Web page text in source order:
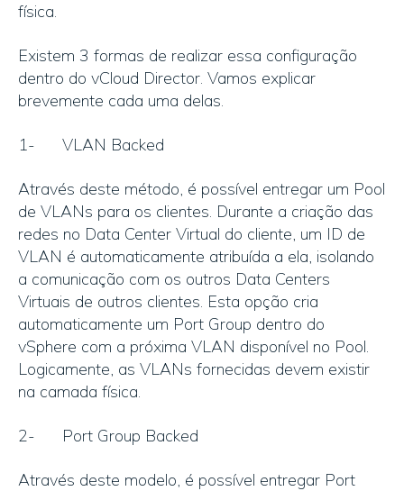
física.
Existem 3 formas de realizar essa configuração
dentro do vCloud Director. Vamos explicar
brevemente cada uma delas.
1- VLAN Backed
Através deste método, é possível entregar um Pool
de VLANs para os clientes. Durante a criação das
redes no Data Center Virtual do cliente, um ID de
VLAN é automaticamente atribuída a ela, isolando
a comunicação com os outros Data Centers
Virtuais de outros clientes. Esta opção cria
automaticamente um Port Group dentro do
vSphere com a próxima VLAN disponível no Pool.
Logicamente, as VLANs fornecidas devem existir
na camada física.
2- Port Group Backed
Através deste modelo, é possível entregar Port